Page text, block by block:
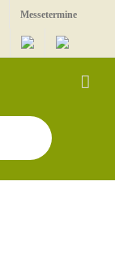
Messetermine